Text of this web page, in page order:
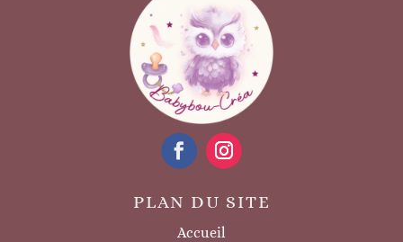
PLAN DU SITE
Accueil